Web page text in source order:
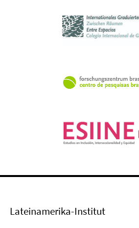
Lateinamerika-Institut